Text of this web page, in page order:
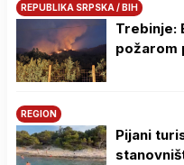
REPUBLIKA SRPSKA / BIH
Trebinje:
požarom
REGION
Pijani